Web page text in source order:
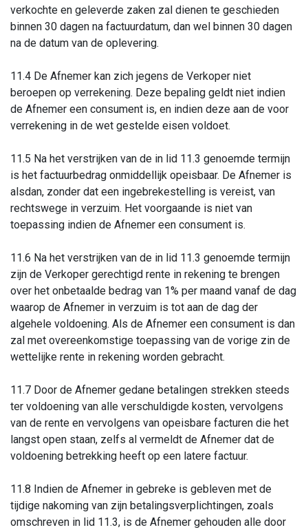
verkochte en geleverde zaken zal dienen te geschieden
binnen 30 dagen na factuurdatum, dan wel binnen 30 dagen
na de datum van de oplevering.
11.4 De Afnemer kan zich jegens de Verkoper niet
beroepen op verrekening. Deze bepaling geldt niet indien
de Afnemer een consument is, en indien deze aan de voor
verrekening in de wet gestelde eisen voldoet.
11.5 Na het verstrijken van de in lid 11.3 genoemde termijn
is het factuurbedrag onmiddellijk opeisbaar. De Afnemer is
alsdan, zonder dat een ingebrekestelling is vereist, van
rechtswege in verzuim. Het voorgaande is niet van
toepassing indien de Afnemer een consument is.
11.6 Na het verstrijken van de in lid 11.3 genoemde termijn
zijn de Verkoper gerechtigd rente in rekening te brengen
over het onbetaalde bedrag van 1% per maand vanaf de dag
waarop de Afnemer in verzuim is tot aan de dag der
algehele voldoening. Als de Afnemer een consument is dan
zal met overeenkomstige toepassing van de vorige zin de
wettelijke rente in rekening worden gebracht.
11.7 Door de Afnemer gedane betalingen strekken steeds
ter voldoening van alle verschuldigde kosten, vervolgens
van de rente en vervolgens van opeisbare facturen die het
langst open staan, zelfs al vermeldt de Afnemer dat de
voldoening betrekking heeft op een latere factuur.
11.8 Indien de Afnemer in gebreke is gebleven met de
tijdige nakoming van zijn betalingsverplichtingen, zoals
omschreven in lid 11.3, is de Afnemer gehouden alle door